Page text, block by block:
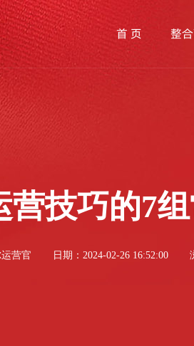
首 页 整
技巧的7
营官 日期：2024-02-26 16:52:00